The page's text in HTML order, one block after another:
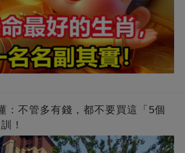
：不管多有錢，都不要買這「5個
！